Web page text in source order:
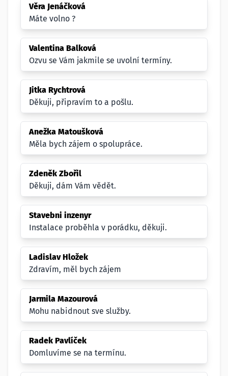
Věra Jenáčková
Máte volno ?
Valentina Balková
Ozvu se Vám jakmile se uvolní termíny.
Jitka Rychtrová
Děkuji, připravím to a pošlu.
Anežka Matoušková
Měla bych zájem o spolupráce.
Zdeněk Zbořil
Děkuji, dám Vám vědět.
Stavebni inzenyr
Instalace proběhla v porádku, děkuji.
Ladislav Hložek
Zdravím, měl bych zájem
Jarmila Mazourová
Mohu nabidnout sve služby.
Radek Pavlíček
Domluvíme se na termínu.